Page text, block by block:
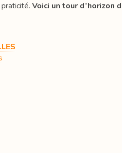
Voici un tour d’horizon